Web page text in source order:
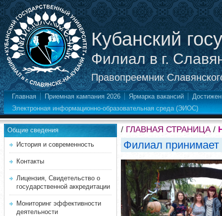
Кубанский
Филиал в г.
Правопреемник
Главная Приемная кампания 2026 Ярмарка вакансий
Электронная информационно-образовательная среда (ЭИОС)
Общие сведения
История и современность
Контакты
Лицензия, Свидетельство о
государственной аккредитации
Мониторинг эффективности
деятельности
/ ГЛАВНАЯ СТРАНИЦА/
Филиал принимает